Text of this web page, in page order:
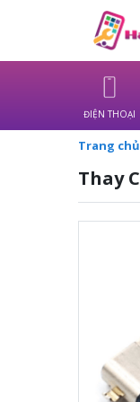
ĐIỆN THOẠI
Trang chủ
Thay